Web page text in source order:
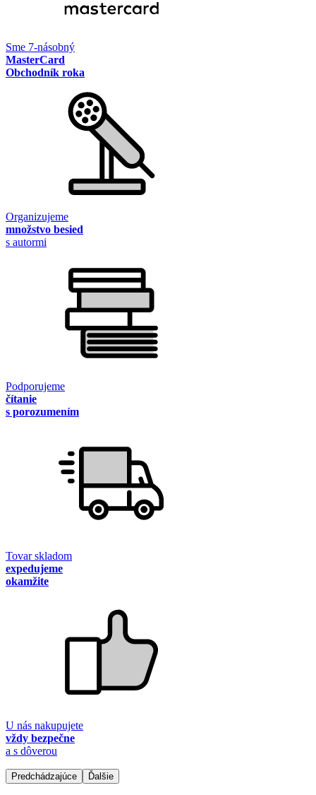
Sme 7-násobný
MasterCard
Obchodník roka
Organizujeme
množstvo besied
s autormi
Podporujeme
čítanie
s porozumením
Tovar skladom
expedujeme
okamžite
U nás nakupujete
vždy bezpečne
a s dôverou
Predchádzajúce Ďalšie